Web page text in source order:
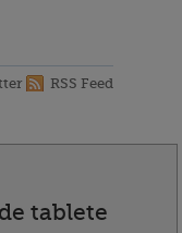
RSS Feed
tablete